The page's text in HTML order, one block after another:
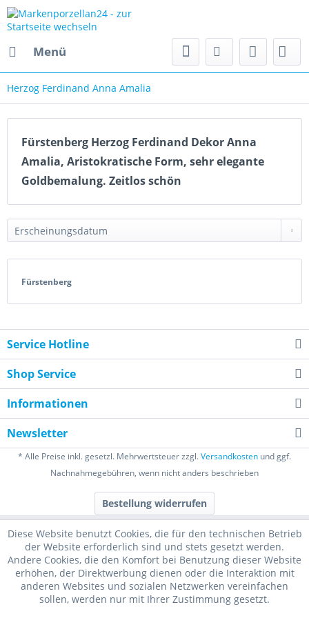
Menü
Herzog Ferdinand Anna Amalia
Fürstenberg Herzog Ferdinand Dekor Anna
Amalia, Aristokratische Form, sehr elegante
Goldbemalung. Zeitlos schön
Fürstenberg
Service Hotline
Shop Service
Informationen
Newsletter
* Alle Preise inkl. gesetzl. Mehrwertsteuer zzgl.Versandkosten und ggf.
Nachnahmegebühren, wenn nicht anders beschrieben
Bestellung widerrufen
Diese Website benutzt Cookies, die für den technischen Betrieb
der Website erforderlich sind und stets gesetzt werden.
Andere Cookies, die den Komfort bei Benutzung dieser Website
erhöhen, der Direktwerbung dienen oder die Interaktion mit
anderen Websites und sozialen Netzwerken vereinfachen
sollen, werden nur mit Ihrer Zustimmung gesetzt.